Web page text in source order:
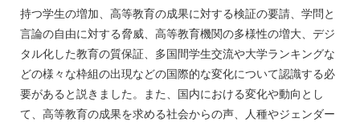
持つ学生の増加、高等教育の成果に対する検証の要請、学問と
言論の自由に対する脅威、高等教育機関の多様性の増大、デジ
タル化した教育の質保証、多国間学生交流や大学ランキングな
どの様々な枠組の出現などの国際的な変化について認識する必
要があると説きました。また、国内における変化や動向とし
て、高等教育の成果を求める社会からの声、人種やジェンダー